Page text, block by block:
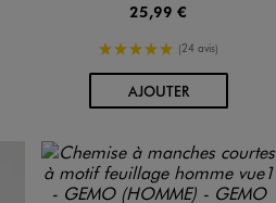
25,99 €
5/5 de moyenne
(24 avis)
AJOUTERAU PANIER